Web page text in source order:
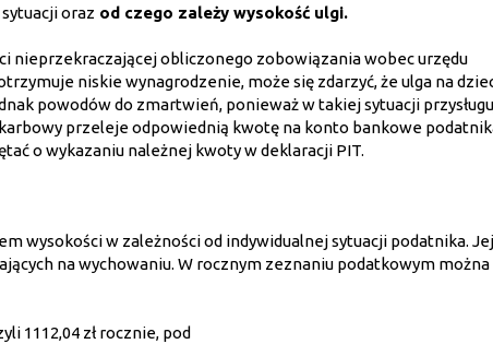
oraz od czego zależy wysokość ulgi.
nieprzekraczającej obliczonego zobowiązania wobec urzędu
niskie wynagrodzenie, może się zdarzyć, że ulga na
powodów do zmartwień, ponieważ w takiej sytuacji
przeleje odpowiednią kwotę na konto bankowe
o wykazaniu należnej kwoty w deklaracji PIT.
wysokości w zależności od indywidualnej sytuacji podatnika. Jej
na wychowaniu. W rocznym zeznaniu podatkowym można
1112,04 zł rocznie, pod